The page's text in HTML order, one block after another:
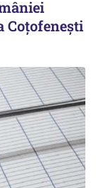
Coțofenești